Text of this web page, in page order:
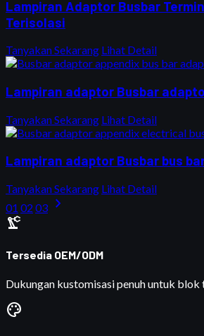
Lampiran Adaptor Busbar
Terisolasi
Tanyakan Sekarang Lihat Detail
Lampiran adaptor Busbar
Tanyakan Sekarang Lihat Detail
Lampiran adaptor Busbar bus
Tanyakan Sekarang Lihat Detail
01 02 03 chevron_right
precision_manufacturing
Tersedia OEM/ODM
Dukungan kustomisasi penuh untuk
palette